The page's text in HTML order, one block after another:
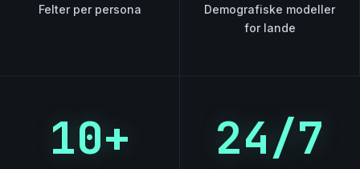
Felter per persona
Demografiske modeller
for lande
10+ 24/7